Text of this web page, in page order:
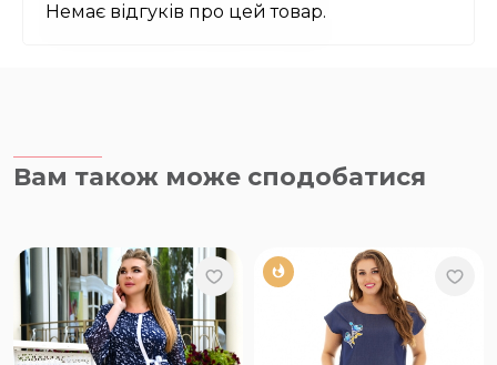
Немає відгуків про цей товар.
Вам також може сподобатися